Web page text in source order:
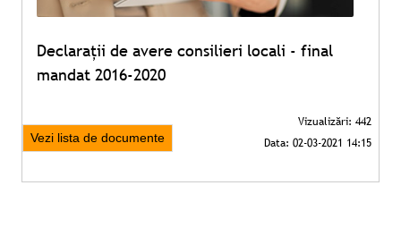
Declarații de avere consilieri locali - final
mandat 2016-2020
Vezi lista de documente